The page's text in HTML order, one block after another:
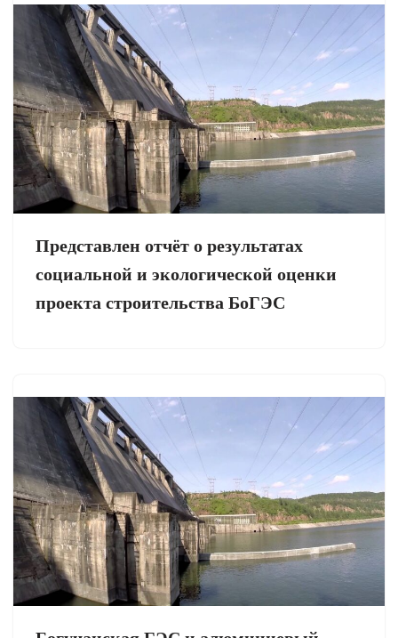
Представлен отчёт о результатах
социальной и экологической оценки
проекта строительства БоГЭС